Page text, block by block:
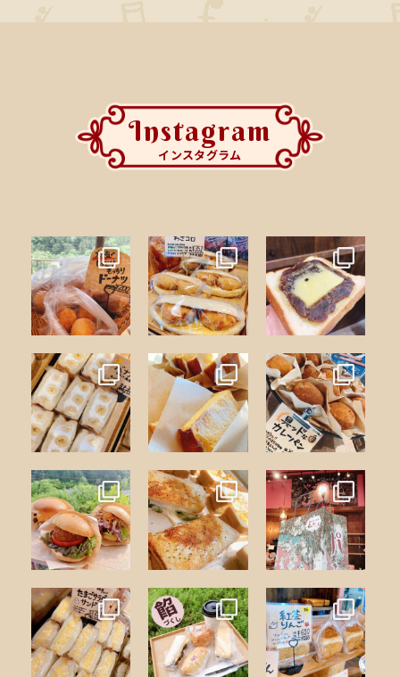
Instagram
インスタグラム
morinodanc
e
5月 22
morinodanc
e
5月 18
morinodanc
e
5月 14
morinodanc
e
5月 7
morinodanc
e
5月 3
morinodanc
e
4月 28
morinodanc
e
4月 23
morinodanc
e
4月 22
morinodanc
e
4月 14
morinodanc
e
4月 8
morinodanc
e
4月 6
morinodanc
e
3月 31